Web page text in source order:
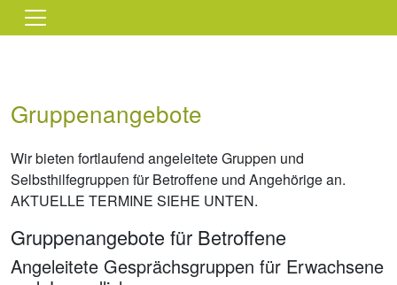
Direkt zum Inhalt
Gruppenangebote
Wir bieten fortlaufend angeleitete Gruppen und
Selbsthilfegruppen für Betroffene und Angehörige an.
AKTUELLE TERMINE SIEHE UNTEN.
Gruppenangebote für Betroffene
Angeleitete Gesprächsgruppen für Erwachsene